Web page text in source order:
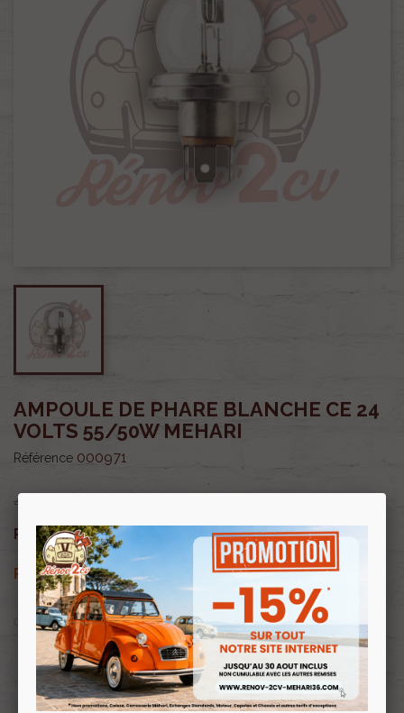
AMPOULE DE PHARE BLANCHE CE 24
VOLTS 55/50W MEHARI
Référence 000971
4,50 €
Prix public :3,83 € TTC
Prix clubRenov 2cv:3,83 €TTC
OU PAYER EN
Profitez de prix remisés
avec la Carte clubRenov 2cv